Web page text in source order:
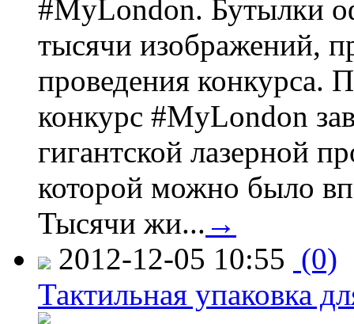
#MyLondon. Бутылки
тысячи изображений,
проведения конкурса.
конкурс #MyLondon
гигантской лазерной
которой можно было
Тысячи жи... →
2012-12-05 10:55 (0)
Тактильная упаковка